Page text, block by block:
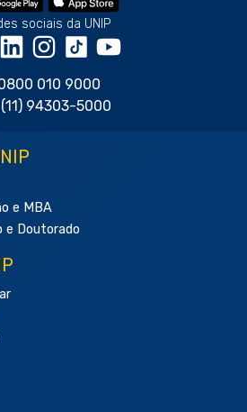
sociais da UNIP
010 9000
(11) 94303-5000
e MBA
e Doutorado